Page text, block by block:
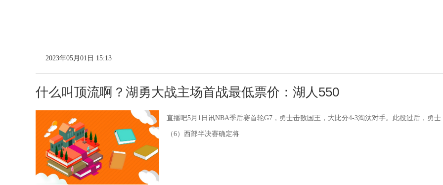
2023年05月01日 15:13
什么叫顶流啊？湖勇大战主场首战最低票价：湖人550
直播吧5月1日讯NBA季后赛首轮G7，勇士击败国王，大比分4-3淘汰对手。此役过后，勇士
（6）西部半决赛确定将